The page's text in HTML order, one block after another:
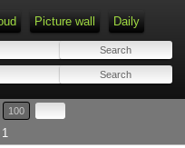
Picture wall Daily
100